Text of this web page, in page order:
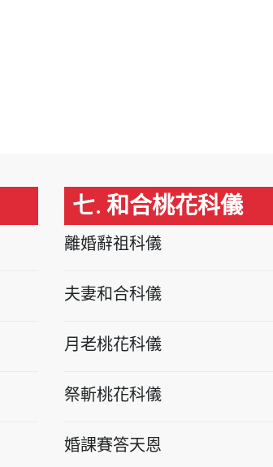
七. 和合桃花科儀
離婚辭祖科儀
夫妻和合科儀
月老桃花科儀
祭斬桃花科儀
婚課賽答天恩